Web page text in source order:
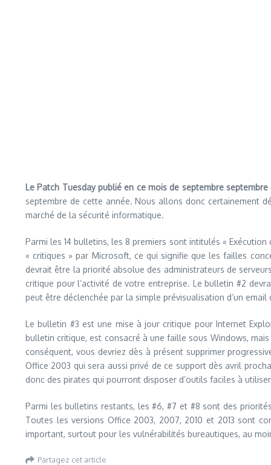
Le Patch Tuesday publié en ce mois de septembre
septembre de cette année. Nous allons donc certainement
marché de la sécurité informatique.
Parmi les 14 bulletins, les 8 premiers sont intitulés «
« critiques » par Microsoft, ce qui signifie que les failles
devrait être la priorité absolue des administrateurs de
critique pour l’activité de votre entreprise. Le bulletin #2
peut être déclenchée par la simple prévisualisation d’un
Le bulletin #3 est une mise à jour critique pour Internet
bulletin critique, est consacré à une faille sous Windows,
conséquent, vous devriez dès à présent supprimer
Office 2003 qui sera aussi privé de ce support dès avril
donc des pirates qui pourront disposer d’outils faciles à
Parmi les bulletins restants, les #6, #7 et #8 sont des
Toutes les versions Office 2003, 2007, 2010 et 2013 sont
important, surtout pour les vulnérabilités bureautiques, au
Partagez cet article